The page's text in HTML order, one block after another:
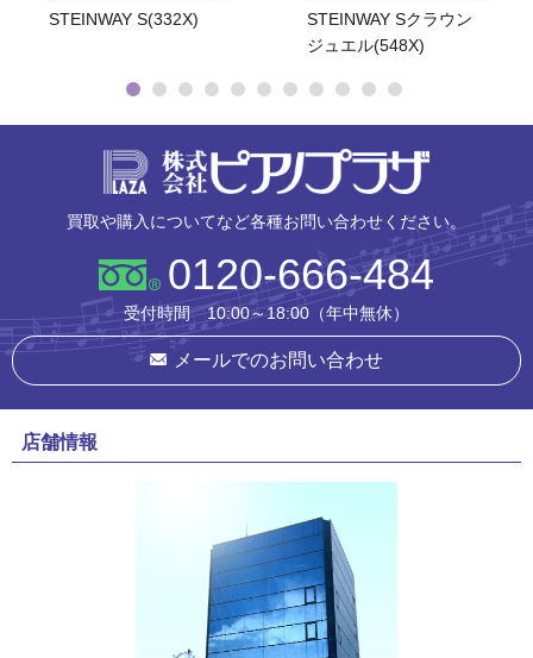
STEINWAY S(332X)
STEINWAY Sクラウン
ジュエル(548X)
買取や購入についてなど各種お問い合わせください。
0120-666-484
受付時間 10:00～18:00（年中無休）
メールでのお問い合わせ
店舗情報